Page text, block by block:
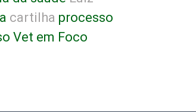
cartilha processo
Vet em Foco